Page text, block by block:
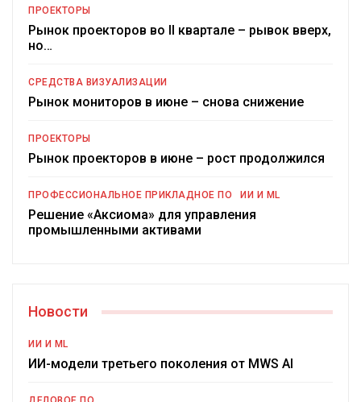
ПРОЕКТОРЫ
Рынок проекторов во II квартале – рывок вверх,
но…
СРЕДСТВА ВИЗУАЛИЗАЦИИ
Рынок мониторов в июне – снова снижение
ПРОЕКТОРЫ
Рынок проекторов в июне – рост продолжился
ПРОФЕССИОНАЛЬНОЕ ПРИКЛАДНОЕ ПО ИИ И ML
Решение «Аксиома» для управления
промышленными активами
Новости
ИИ И ML
ИИ-модели третьего поколения от MWS AI